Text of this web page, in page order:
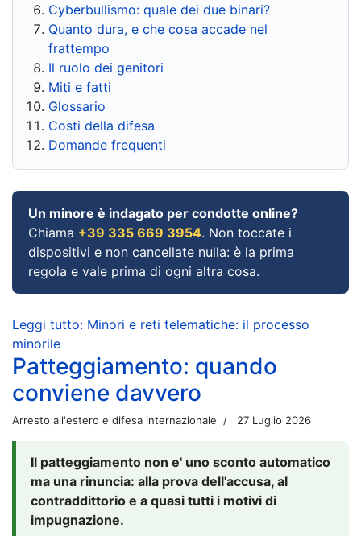
Cyberbullismo: quale dei due binari?
Quanto dura, e che cosa accade nel
frattempo
Il ruolo dei genitori
Miti e fatti
Glossario
Costi della difesa
Domande frequenti
Un minore è indagato per condotte online?
Chiama +39 335 669 3954. Non toccate i
dispositivi e non cancellate nulla: è la prima
regola e vale prima di ogni altra cosa.
Leggi tutto: Minori e reti telematiche: il processo
minorile
Patteggiamento: quando
conviene davvero
Arresto all'estero e difesa internazionale 27 Luglio 2026
Il patteggiamento non e' uno sconto automatico
ma una rinuncia: alla prova dell'accusa, al
contraddittorio e a quasi tutti i motivi di
impugnazione.